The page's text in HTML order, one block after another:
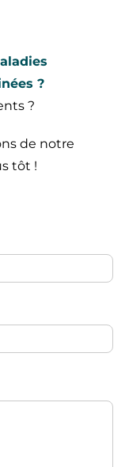
?
?
de notre
tôt !